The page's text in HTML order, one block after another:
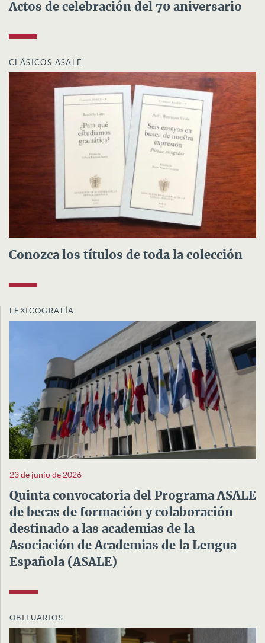
Actos de celebración del 70 aniversario
CLÁSICOS ASALE
Conozca los títulos de toda la colección
LEXICOGRAFÍA
23 de junio de 2026
Quinta convocatoria del Programa ASALE
de becas de formación y colaboración
destinado a las academias de la
Asociación de Academias de la Lengua
Española (ASALE)
OBITUARIOS